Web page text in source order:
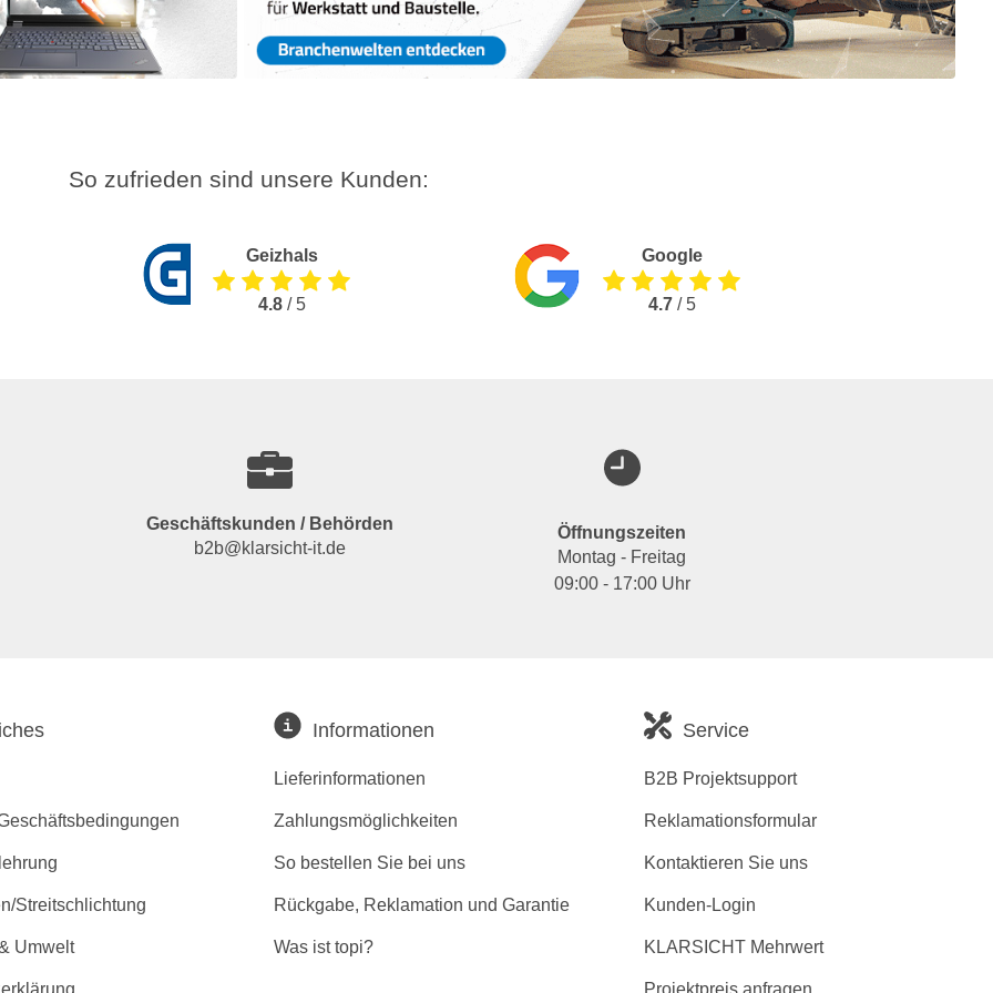
So zufrieden sind unsere Kunden:
Geizhals
4.8/ 5
Google
4.7/ 5
Geschäftskunden / Behörden
b2b@klarsicht-it.de
Öffnungszeiten
Montag - Freitag
09:00 - 17:00 Uhr
Streitschlichtung
Umwelt
Informationen
Lieferinformationen
Zahlungsmöglichkeiten
So bestellen Sie bei uns
Rückgabe, Reklamation und Garantie
Was ist topi?
Service
B2B Projektsupport
Reklamationsformular
Kontaktieren Sie uns
Kunden-Login
KLARSICHT Mehrwert
Projektpreis anfragen